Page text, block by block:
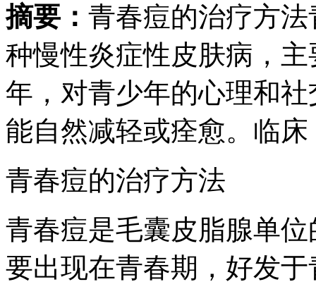
摘要： 青春痘的治疗方
种慢性炎症性皮肤病，
年，对青少年的心理和
能自然减轻或痊愈。临床
青春痘的治疗方法
青春痘是毛囊皮脂腺单
要出现在青春期，好发